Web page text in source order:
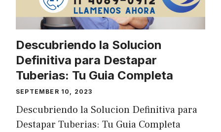
Descubriendo la Solucion
Definitiva para Destapar
Tuberias: Tu Guia Completa
SEPTEMBER 10, 2023
Descubriendo la Solucion Definitiva para
Destapar Tuberias: Tu Guia Completa